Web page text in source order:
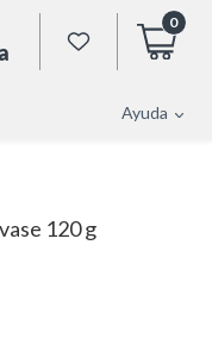
0
Ayuda
120 g